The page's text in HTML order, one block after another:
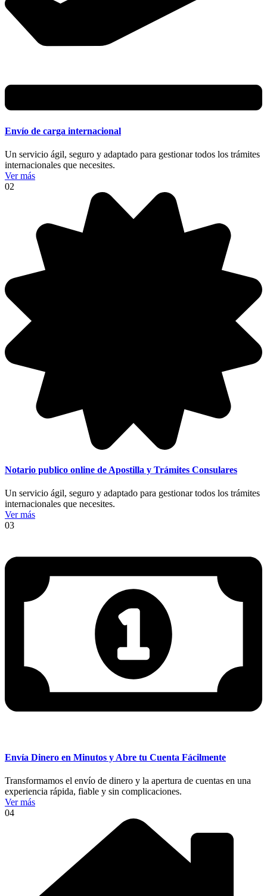
Envío de carga internacional
Un servicio ágil, seguro y adaptado para gestionar todos los trámites
internacionales que necesites.
Ver más
02
Notario publico online de Apostilla y Trámites Consulares
Un servicio ágil, seguro y adaptado para gestionar todos los trámites
internacionales que necesites.
Ver más
03
Envía Dinero en Minutos y Abre tu Cuenta Fácilmente
Transformamos el envío de dinero y la apertura de cuentas en una
experiencia rápida, fiable y sin complicaciones.
Ver más
04